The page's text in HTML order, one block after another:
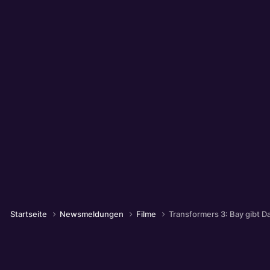
Startseite Newsmeldungen Filme Transformers 3: Bay gibt